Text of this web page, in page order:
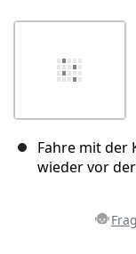
Fahre mit der
wieder vor